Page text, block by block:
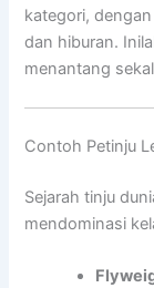
kategori,
dan hiburan.
menantang
Contoh Petinju
Sejarah tinju
mendominasi